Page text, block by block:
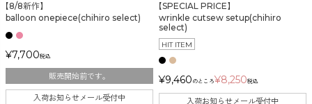
【8/8新作】
balloon onepiece(chihiro select)
¥7,700税込
販売開始前です。
入荷お知らせメール受付中
【SPECIAL PRICE】
wrinkle cutsew setup(chihiro
select)
HIT ITEM
¥9,460 のところ¥8,250税込
入荷お知らせメール受付中